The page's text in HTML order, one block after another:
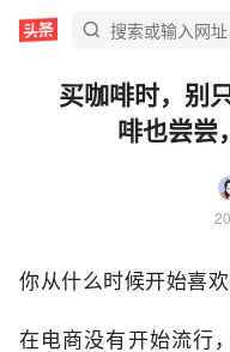
买咖啡时，别
啡也尝尝
你从什么时候开始喜欢
在电商没有开始流行